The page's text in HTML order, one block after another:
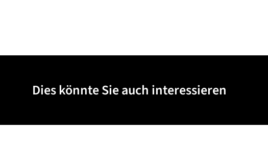
Dies könnte Sie auch interessieren